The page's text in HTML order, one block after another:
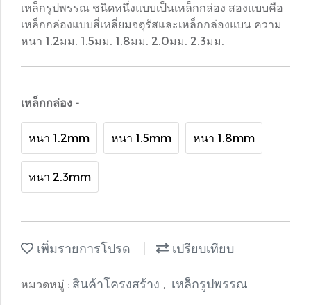
เหล็กรูปพรรณ ชนิดหนึ่งแบบเป็นเหล็กกล่อง สองแบบคือ
เหล็กกล่องแบบสี่เหลี่ยมจตุรัสและเหล็กกล่องแบน ความ
หนา 1.2มม. 1.5มม. 1.8มม. 2.0มม. 2.3มม.
เหล็กกล่อง -
หนา 1.2mm หนา 1.5mm หนา 1.8mm
หนา 2.3mm
เพิ่มรายการโปรด เปรียบเทียบ
หมวดหมู่ : สินค้าโครงสร้าง , เหล็กรูปพรรณ